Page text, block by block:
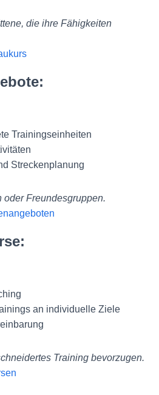
die ihre Fähigkeiten
Trainingseinheiten
Streckenplanung
oder Freundesgruppen.
an individuelle Ziele
Training bevorzugen.